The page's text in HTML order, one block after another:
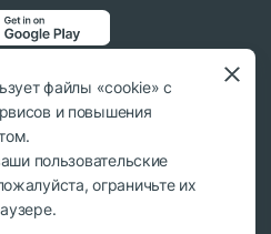
сетях:
материалов ссылка на
файлы «cookie» с
и повышения
пользовательские
ограничьте их